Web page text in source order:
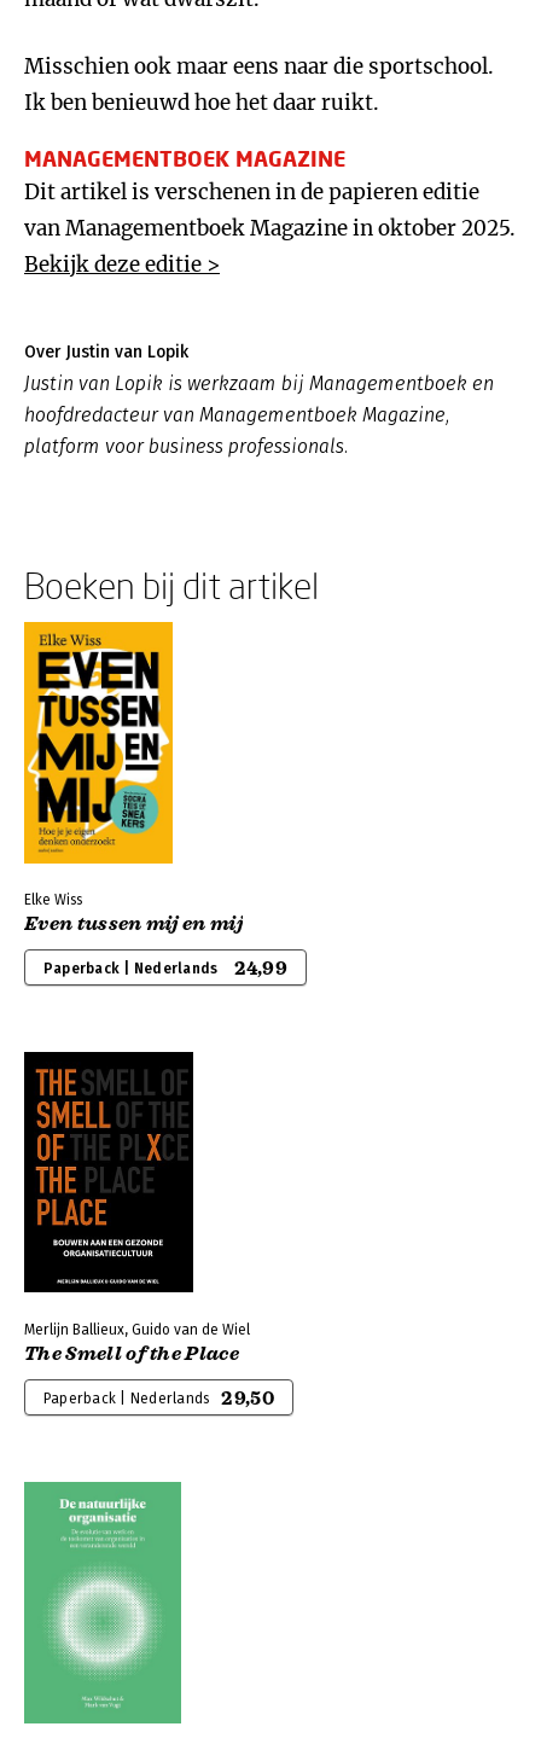
Misschien ook maar eens naar die sportschool.
Ik ben benieuwd hoe het daar ruikt.
MANAGEMENTBOEK MAGAZINE
Dit artikel is verschenen in de papieren editie
van Managementboek Magazine in oktober 2025.
Bekijk deze editie >
Over Justin van Lopik
Justin van Lopik is werkzaam bij Managementboek en
hoofdredacteur van Managementboek Magazine,
platform voor business professionals.
Boeken bij dit artikel
Elke Wiss
Even tussen mij en mij
Paperback | Nederlands 24,99
Merlijn Ballieux, Guido van de Wiel
The Smell of the Place
Paperback | Nederlands 29,50